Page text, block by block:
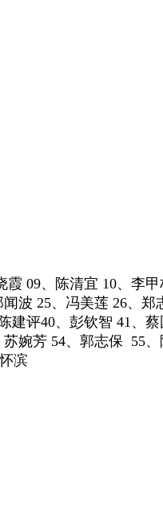
09、陈清宜 10、李
波 25、冯美莲 26、
评40、彭钦智 41、
婉芳 54、郭志保 55
滨